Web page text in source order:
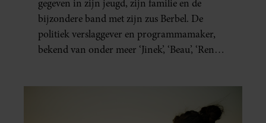
SOPHIA: ‘IK SCHAAM ME
VOOR MIJN MAN ALS WE
MET ANDEREN ZIJN’
hoop ik stiekem dat hij zich een beetje